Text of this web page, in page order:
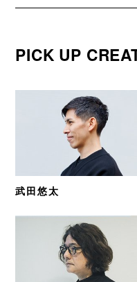
PICK UP
武田悠太